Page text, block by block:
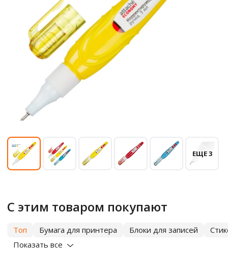
ЕЩЕ 3
С этим товаром покупают
Топ Бумага для принтера Блоки для записей
Показать все